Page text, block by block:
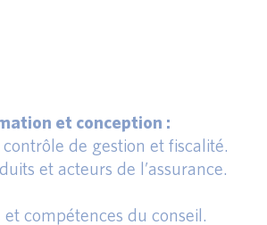
et conception :
de gestion et fiscalité.
et acteurs de l’assurance.
compétences du conseil.